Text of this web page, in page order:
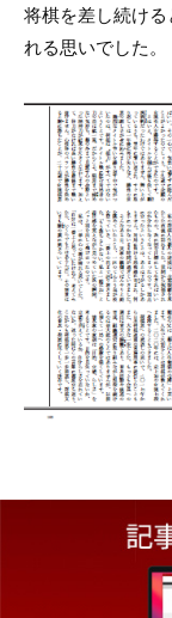
将棋を差し続け
れる思いでした。